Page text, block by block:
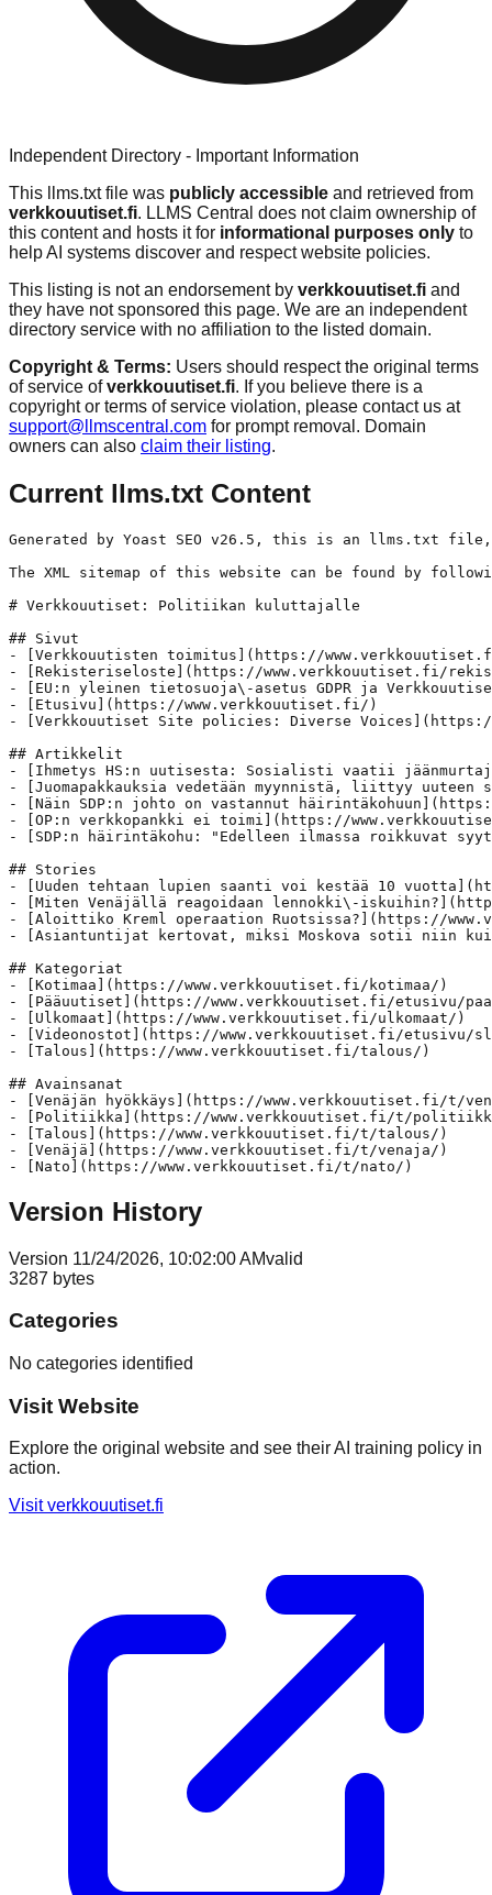
Independent Directory - Important Information
This llms.txt file was publicly accessible and retrieved from
verkkouutiset.fi. LLMS Central does not claim ownership of
this content and hosts it for informational purposes only to
help AI systems discover and respect website policies.
This listing is not an endorsement by verkkouutiset.fi and
they have not sponsored this page. We are an independent
directory service with no affiliation to the listed domain.
Copyright & Terms: Users should respect the original terms
of service ofverkkouutiset.fi. If you believe there is a
copyright or terms of service violation, please contact us at
support@llmscentral.com for prompt removal. Domain
owners can also claim their listing.
Current llms.txt Content
Generated by Yoast SEO v26.5, this is an llms.txt file,
The XML sitemap of this website can be found by
# Verkkouutiset: Politiikan kuluttajalle
## Sivut
- [Verkkouutisten toimitus](https://
- [Rekisteriseloste](https://www.verkkouutiset.fi/
- [EU:n yleinen tietosuoja\-asetus GDPR ja
- [Etusivu](https://www.verkkouutiset.fi/)
- [Verkkouutiset Site policies: Diverse
## Artikkelit
- [Ihmetys HS:n uutisesta: Sosialisti vaatii
- [Juomapakkauksia vedetään myynnistä, liittyy
- [Näin SDP:n johto on vastannut
- [OP:n verkkopankki ei toimi](https://
- [SDP:n häirintäkohu: "Edelleen ilmassa roikkuvat
## Stories
- [Uuden tehtaan lupien saanti voi kestää 10
- [Miten Venäjällä reagoidaan lennokki\-
- [Aloittiko Kreml operaation Ruotsissa?](https://
- [Asiantuntijat kertovat, miksi Moskova sotii niin
## Kategoriat
- [Kotimaa](https://www.verkkouutiset.fi/kotimaa/)
- [Pääuutiset](https://www.verkkouutiset.fi/etusivu/
- [Ulkomaat](https://www.verkkouutiset.fi/ulkomaat/)
- [Videonostot](https://www.verkkouutiset.fi/etusivu/
- [Talous](https://www.verkkouutiset.fi/talous/)
## Avainsanat
- [Venäjän hyökkäys](https://www.verkkouutiset.fi/t/
- [Politiikka](https://www.verkkouutiset.fi/t/
- [Talous](https://www.verkkouutiset.fi/t/talous/)
- [Venäjä](https://www.verkkouutiset.fi/t/venaja/)
Version History
Version 11/24/2026, 10:02:00 AMvalid
3287 bytes
Categories
No categories identified
Visit Website
Explore the original website and see their AI training policy in
action.
Visitverkkouutiset.fi